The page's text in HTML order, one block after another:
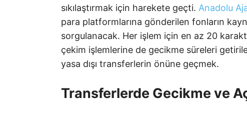
sıkılaştırmak için harekete geçti. Anadolu
para platformlarına gönderilen fonların
sorgulanacak. Her işlem için en az 20
çekim işlemlerine de gecikme süreleri
yasa dışı transferlerin önüne geçmek.
Transferlerde Gecikme ve